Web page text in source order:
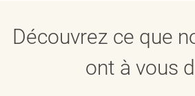
Découvrez ce que
ont à vous